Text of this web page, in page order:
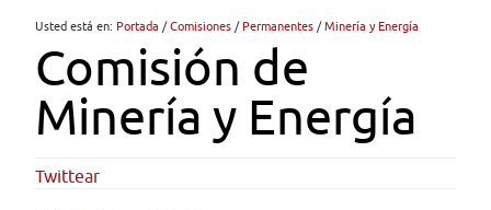
Usted está en: Portada /Comisiones / Permanentes /Minería y Energía
Comisión de
Minería y Energía
Twittear